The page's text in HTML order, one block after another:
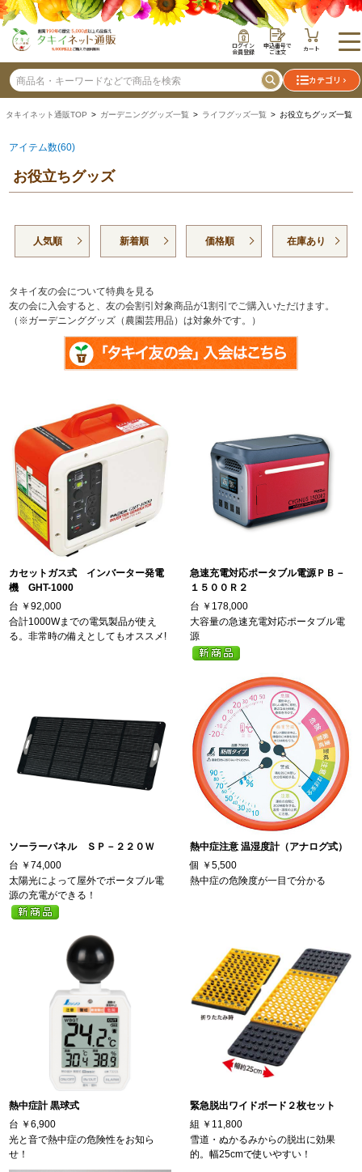
ログイン
会員登録
申込番号で
ご注文 カート
カテゴリ
タキイネット通販TOP > ガーデニンググッズ一覧 > ライフグッズ一覧 > お役立ちグッズ一覧
アイテム数(60)
お役立ちグッズ
人気順 新着順 価格順 在庫あり
タキイ友の会について特典を見る
友の会に入会すると、友の会割引対象商品が1割引でご購入いただけます。
（※ガーデニンググッズ（農園芸用品）は対象外です。）
カセットガス式 インバーター発電
機 GHT-1000
台 ￥92,000
合計1000Wまでの電気製品が使え
る。非常時の備えとしてもオススメ!
急速充電対応ポータブル電源ＰＢ－
１５００Ｒ２
台 ￥178,000
大容量の急速充電対応ポータブル電
源
ソーラーパネル ＳＰ－２２０Ｗ
台 ￥74,000
太陽光によって屋外でポータブル電
源の充電ができる！
熱中症注意 温湿度計（アナログ式）
個 ￥5,500
熱中症の危険度が一目で分かる
熱中症計 黒球式
台 ￥6,900
光と音で熱中症の危険性をお知ら
せ！
緊急脱出ワイドボード２枚セット
組 ￥11,800
雪道・ぬかるみからの脱出に効果
的。幅25cmで使いやすい！